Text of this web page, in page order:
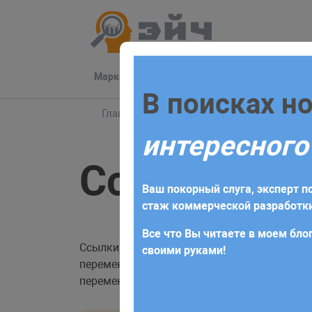
Маркетинг
Главная Блог PHP Ссылки
Ссылки
Ссылки в PHP позволяют ссылаться на
переменной указывается символ
переменных:
Заполните
Для начала сотрудничества
получите коммерческое
требований и поставленных
В поисках
Ваш покорный слуга, эксперт
стаж коммерческой
Все что Вы читаете в моем
своими руками!